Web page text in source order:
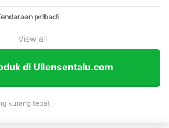
pribadi
View all
di Ullensentalu.com
kurang tepat